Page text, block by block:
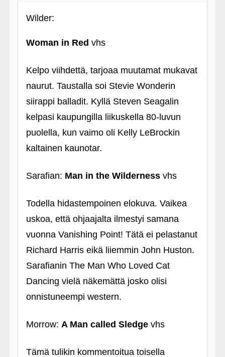
Wilder:
Woman in Red vhs
Kelpo viihdettä, tarjoaa muutamat mukavat
naurut. Taustalla soi Stevie Wonderin
siirappi balladit. Kyllä Steven Seagalin
kelpasi kaupungilla liikuskella 80-luvun
puolella, kun vaimo oli Kelly LeBrockin
kaltainen kaunotar.
Sarafian: Man in the Wilderness vhs
Todella hidastempoinen elokuva. Vaikea
uskoa, että ohjaajalta ilmestyi samana
vuonna Vanishing Point! Tätä ei pelastanut
Richard Harris eikä liiemmin John Huston.
Sarafianin The Man Who Loved Cat
Dancing vielä näkemättä josko olisi
onnistuneempi western.
Morrow: A Man called Sledge vhs
Tämä tulikin kommentoitua toisella